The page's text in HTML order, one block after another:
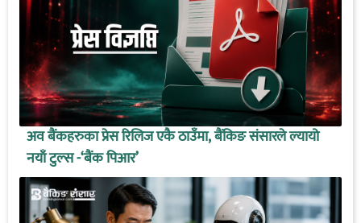
अव बैंकहरुका प्रेस रिलिज एकै ठाउँमा, बैंकिङ संसारले ल्यायो
नयाँ टुल्स -‘बैंक पिआर’